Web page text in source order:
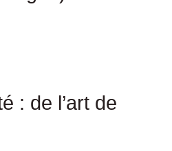
: de l’art de